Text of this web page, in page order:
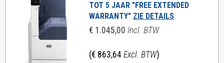
TOT 5 JAAR "FREE EXTENDED
WARRANTY" ZIE DETAILS
€ 1.045,00 Incl. BTW
(€ 863,64 Excl. BTW)